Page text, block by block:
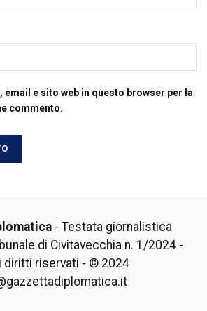
email e sito web in questo browser per la
commento.
- Testata giornalistica
di Civitavecchia n. 1/2024 -
diritti riservati - © 2024